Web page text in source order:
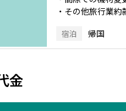
・その他旅行業約
宿泊 帰国
金